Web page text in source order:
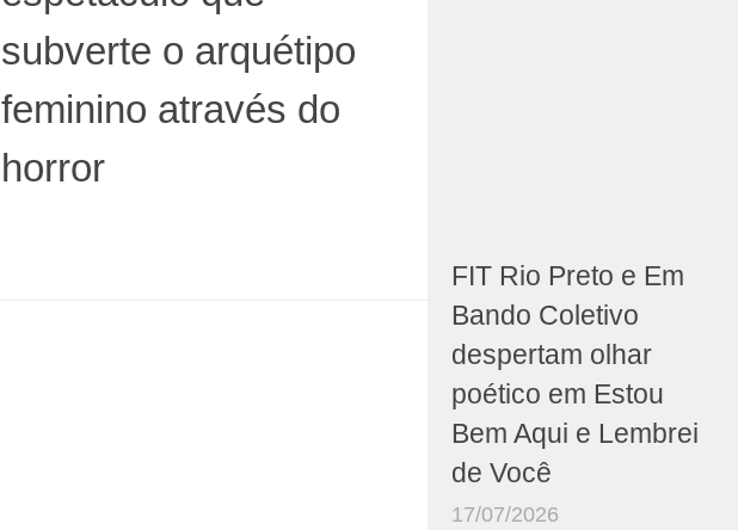
subverte o arquétipo
feminino através do
horror
FIT Rio Preto e Em
Bando Coletivo
despertam olhar
poético em Estou
Bem Aqui e Lembrei
de Você
17/07/2026